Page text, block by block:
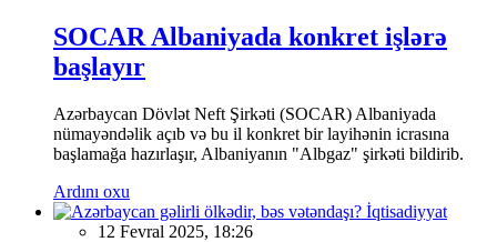
SOCAR Albaniyada konkret işlərə
başlayır
Azərbaycan Dövlət Neft Şirkəti (SOCAR) Albaniyada
nümayəndəlik açıb və bu il konkret bir layihənin icrasına
başlamağa hazırlaşır, Albaniyanın "Albgaz" şirkəti bildirib.
Ardını oxu
İqtisadiyyat
12 Fevral 2025, 18:26